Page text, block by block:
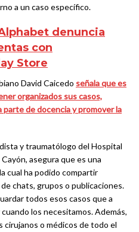
a un caso específico.
denuncia
con
Store
David Caicedo señala que es
organizados sus casos,
parte de docencia y promover la
y traumatólogo del Hospital
asegura que es una
cual ha podido compartir
chats, grupos o publicaciones.
todos esos casos que a
los necesitamos. Además,
o médicos de todo el